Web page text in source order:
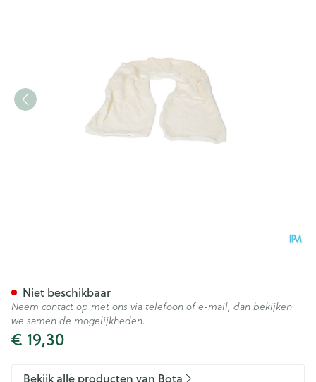
€ 19,30
Niet beschikbaar
Neem contact op met ons via telefoon of e-mail, dan bekijken
we samen de mogelijkheden.
Bekijk alle producten van Bota